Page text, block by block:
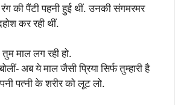
रंग की पैंटी पहनी हुई थीं. उनकी संगमरमर
कर रही थीं.
माल लग रही हो.
अब ये माल जैसी प्रिया सिर्फ तुम्हारी है
पत्नी के शरीर को लूट लो.